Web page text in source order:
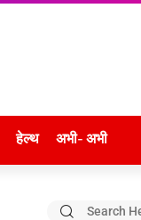
हेल्थ अभी- अभी